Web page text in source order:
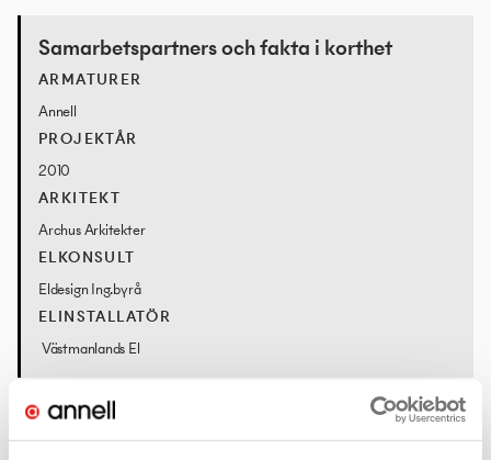
Samarbetspartners och fakta i korthet
ARMATURER
Annell
PROJEKTÅR
2010
ARKITEKT
Archus Arkitekter
ELKONSULT
Eldesign Ing.byrå
ELINSTALLATÖR
Västmanlands El